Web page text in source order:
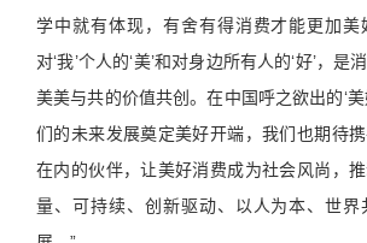
学中就有体现，有舍有得消费才能更加美
对‘我’个人的‘美’和对身边所有人的‘好’，是
美美与共的价值共创。在中国呼之欲出的‘
们的未来发展奠定美好开端，我们也期待
在内的伙伴，让美好消费成为社会风尚，
量、可持续、创新驱动、以人为本、世界